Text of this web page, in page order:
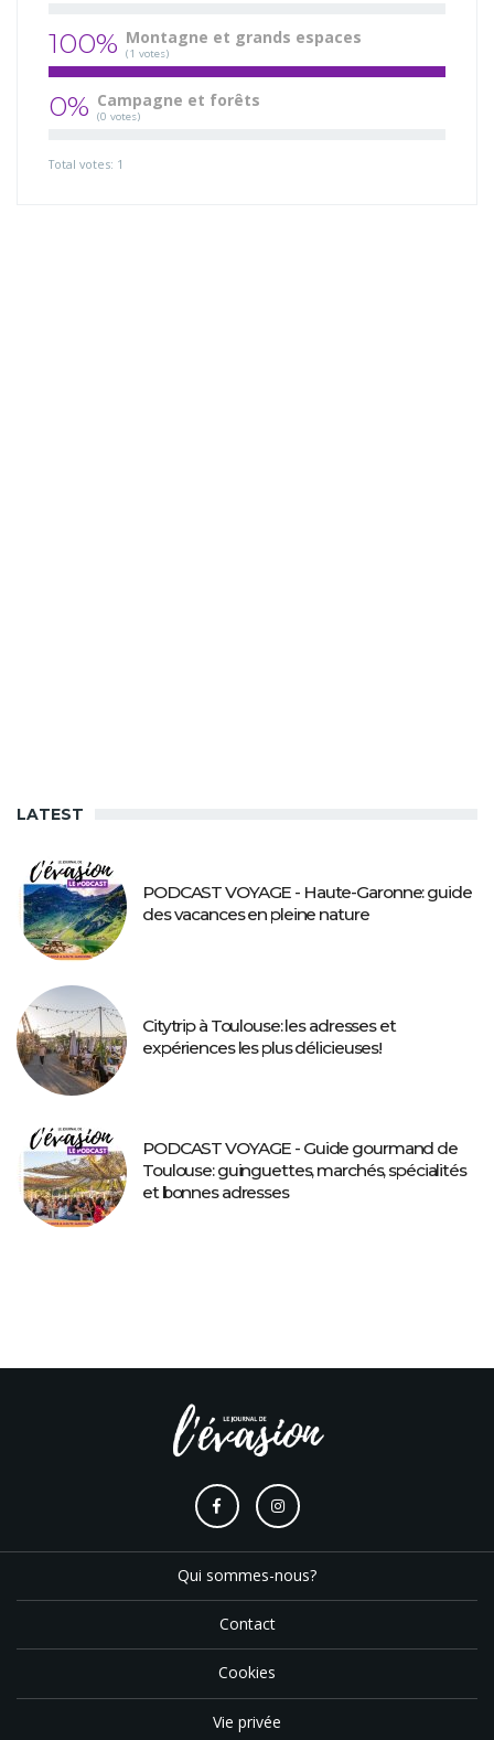
100% Montagne et grands espaces
(1 votes)
0% Campagne et forêts
(0 votes)
Total votes: 1
LATEST
PODCAST VOYAGE - Haute-Garonne: guide
des vacances en pleine nature
Citytrip à Toulouse: les adresses et
expériences les plus délicieuses!
PODCAST VOYAGE - Guide gourmand de
Toulouse: guinguettes, marchés, spécialités
et bonnes adresses
Qui sommes-nous?
Contact
Cookies
Vie privée